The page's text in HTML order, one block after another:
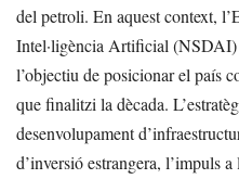
del petroli. En aquest context,
Intel·ligència Artificial (NSDAI)
l’objectiu de posicionar el país
que finalitzi la dècada.
desenvolupament
d’inversió estrangera, l’impuls